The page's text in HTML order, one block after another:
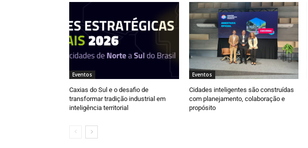
Eventos
Caxias do Sul e o desafio de
transformar tradição industrial em
inteligência territorial
Eventos
Cidades inteligentes são construídas
com planejamento, colaboração e
propósito